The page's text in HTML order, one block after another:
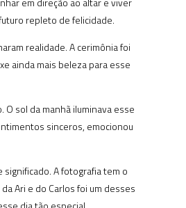
repleto de felicidade.
realidade. A cerimônia foi
ainda mais beleza para esse
sol da manhã iluminava esse
sinceros, emocionou
A fotografia tem o
Ari e do Carlos foi um desses